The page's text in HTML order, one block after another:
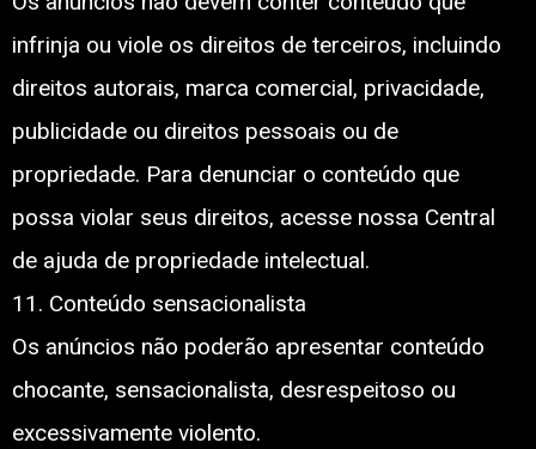
infrinja ou viole os direitos de terceiros, incluindo
direitos autorais, marca comercial, privacidade,
publicidade ou direitos pessoais ou de
propriedade. Para denunciar o conteúdo que
possa violar seus direitos, acesse nossa Central
de ajuda de propriedade intelectual.
11. Conteúdo sensacionalista
Os anúncios não poderão apresentar conteúdo
chocante, sensacionalista, desrespeitoso ou
excessivamente violento.